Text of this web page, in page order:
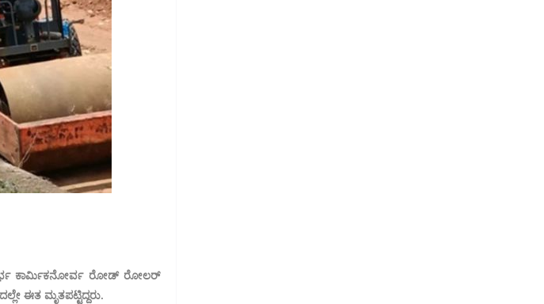
ಕಾರ್ಮಿಕನೋರ್ವ ರೋಡ್ ರೋಲರ್
ಈತ ಮೃತಪಟ್ಟಿದ್ದರು.